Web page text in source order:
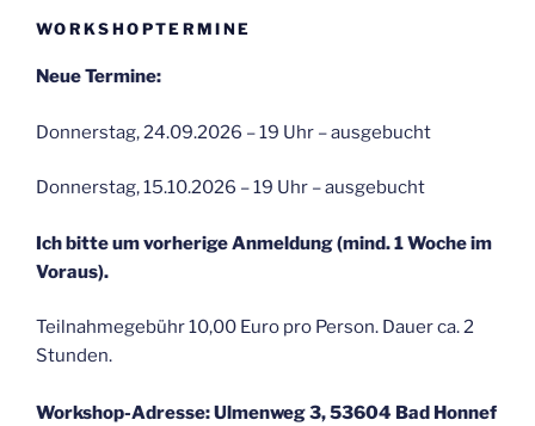
WORKSHOPTERMINE
Neue Termine:
Donnerstag, 24.09.2026 – 19 Uhr – ausgebucht
Donnerstag, 15.10.2026 – 19 Uhr – ausgebucht
Ich bitte um vorherige Anmeldung (mind. 1 Woche im
Voraus).
Teilnahmegebühr 10,00 Euro pro Person. Dauer ca. 2
Stunden.
Workshop-Adresse: Ulmenweg 3, 53604 Bad Honnef